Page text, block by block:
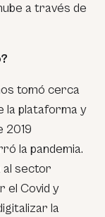
a través de
tomó cerca
la plataforma y
2019
la pandemia.
al sector
el Covid y
la